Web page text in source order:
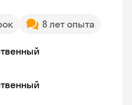
8 лет опыта